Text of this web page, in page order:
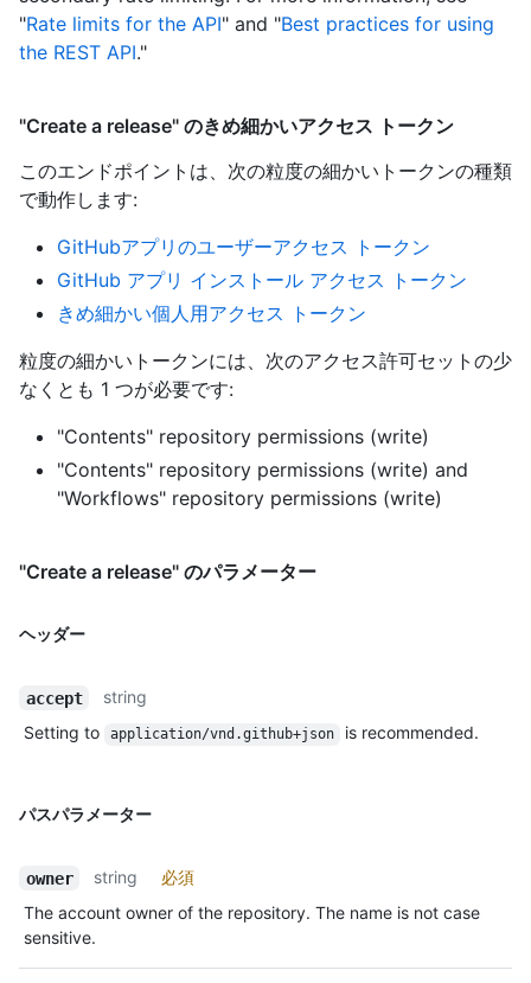
"Rate limits for the API" and "Best practices for using
the REST API."
"Create a release" のきめ細かいアクセス トークン
このエンドポイントは、次の粒度の細かいトークンの種類
で動作します:
GitHubアプリのユーザーアクセス トークン
GitHub アプリ インストール アクセス トークン
きめ細かい個人用アクセス トークン
粒度の細かいトークンには、次のアクセス許可セットの少
なくとも 1 つが必要です:
"Contents" repository permissions (write)
"Contents" repository permissions (write) and
"Workflows" repository permissions (write)
"Create a release" のパラメーター
ヘッダー
accept
string
Setting to
application/vnd.github+json is recommended.
パスパラメーター
owner string
必須
The account owner of the repository. The name is not case
sensitive.